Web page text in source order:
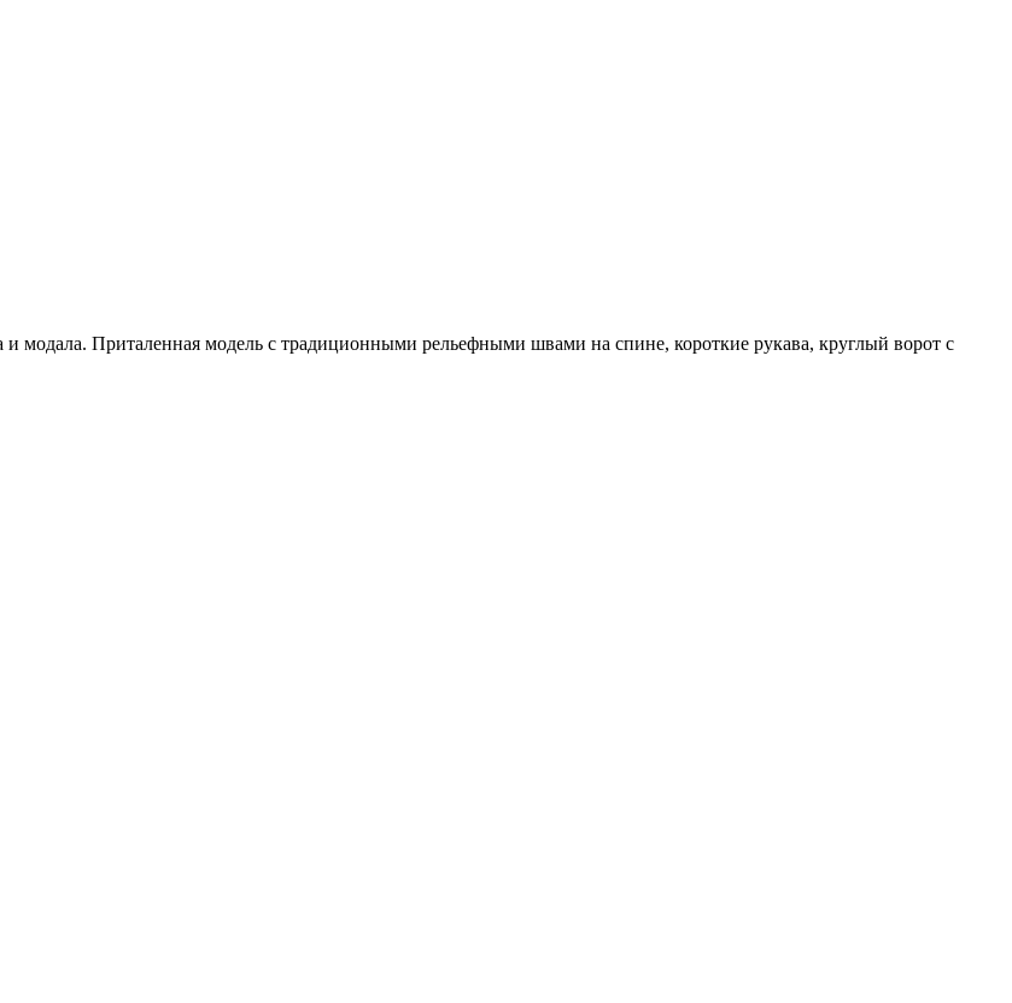
модала. Приталенная модель с традиционными рельефными швами на спине, короткие рукава, круглый ворот с